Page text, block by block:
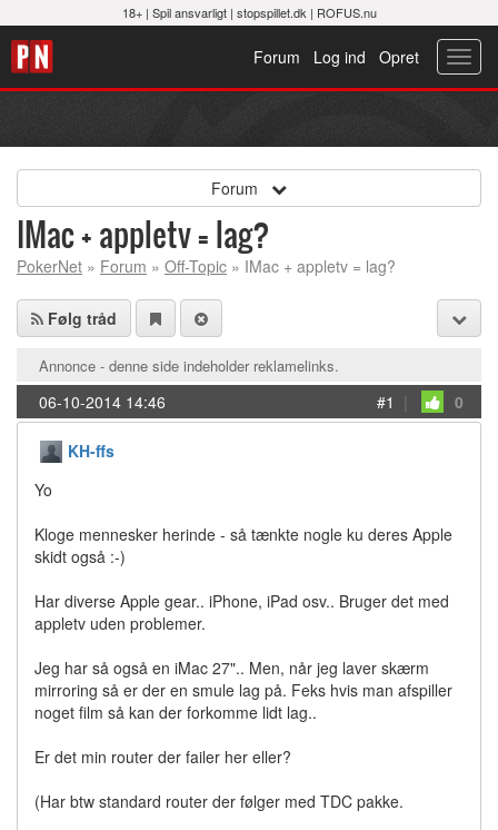
18+ | Spil ansvarligt| stopspillet.dk | ROFUS.nu
Opret
Log ind
Forum
Forum
IMac + appletv = lag?
PokerNet » Forum » Off-Topic » IMac + appletv = lag?
Følg tråd
Annonce - denne side indeholder reklamelinks.
06-10-2014 14:46 #1 | 0
KH-ffs
Yo
Kloge mennesker herinde - så tænkte nogle ku deres Apple
skidt også :-)
Har diverse Apple gear.. iPhone, iPad osv.. Bruger det med
appletv uden problemer.
Jeg har så også en iMac 27".. Men, når jeg laver skærm
mirroring så er der en smule lag på. Feks hvis man afspiller
noget film så kan der forkomme lidt lag..
Er det min router der failer her eller?
(Har btw standard router der følger med TDC pakke.